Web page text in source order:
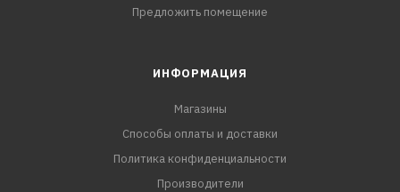
Предложить помещение
ИНФОРМАЦИЯ
Магазины
Способы оплаты и доставки
Политика конфиденциальности
Производители